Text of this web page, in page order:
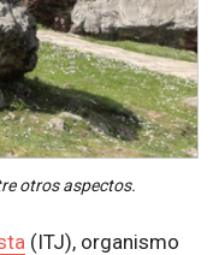
otros aspectos.
(ITJ), organismo